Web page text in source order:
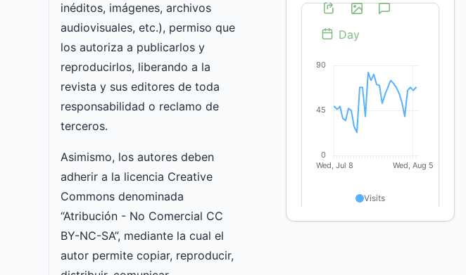
inéditos, imágenes, archivos
audiovisuales, etc.), permiso que
los autoriza a publicarlos y
reproducirlos, liberando a la
revista y sus editores de toda
responsabilidad o reclamo de
terceros.
Asimismo, los autores deben
adherir a la licencia Creative
Commons denominada
“Atribución - No Comercial CC
BY-NC-SA”, mediante la cual el
autor permite copiar, reproducir,